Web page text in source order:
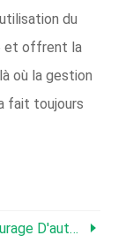
du
et offrent la
où la gestion
fait toujours
Être Un Double Problème